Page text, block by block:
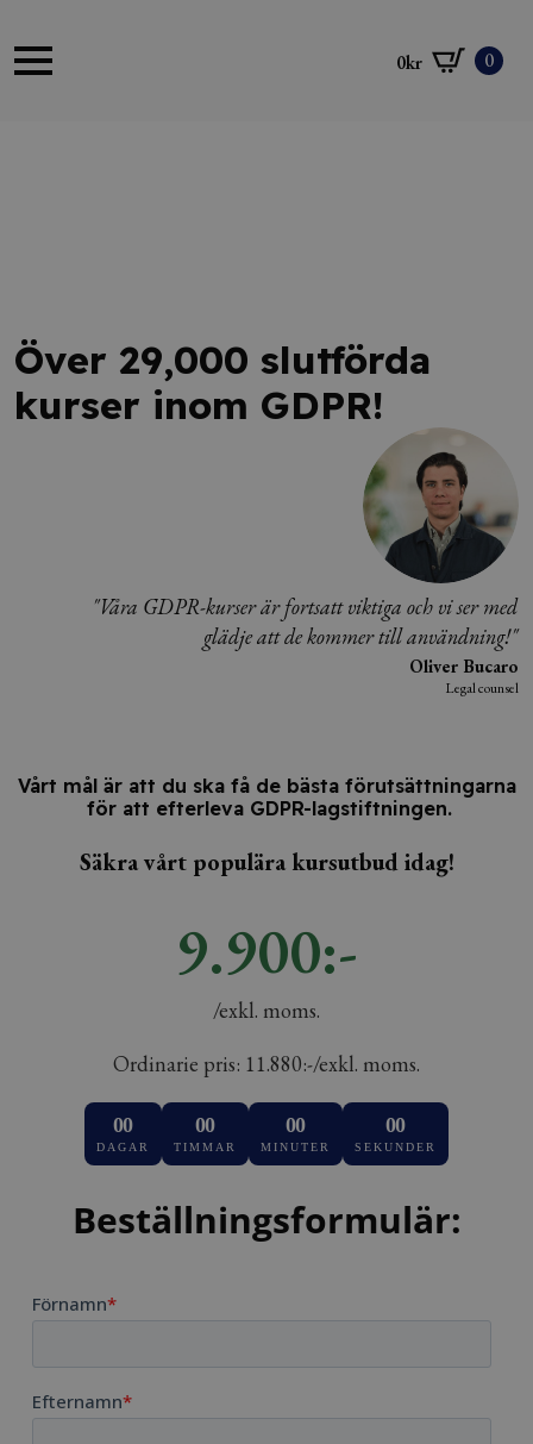
0kr 0
Över 29,000 slutförda
kurser inom GDPR!
"Våra GDPR-kurser är fortsatt viktiga och vi ser med
glädje att de kommer till användning!"
Oliver Bucaro
Legal counsel
Vårt mål är att du ska få de bästa förutsättningarna
för att efterleva GDPR-lagstiftningen.
Säkra vårt populära kursutbud idag!
9.900:-
/exkl. moms.
Ordinarie pris: 11.880:-/exkl. moms.
00
DAGAR
00
TIMMAR
00
MINUTER
00
SEKUNDER
Beställningsformulär: